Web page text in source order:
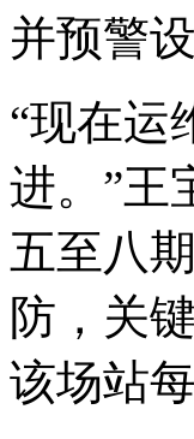
并预警
“现在运
进。”王
五至八
防，关
该场站